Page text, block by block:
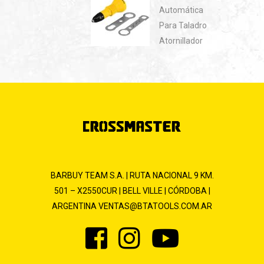
Automática
Para Taladro
Atornillador
BARBUY TEAM S.A. | RUTA NACIONAL 9 KM.
501 – X2550CUR | BELL VILLE | CÓRDOBA |
ARGENTINA VENTAS@BTATOOLS.COM.AR